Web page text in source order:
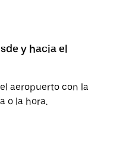
y hacia el
aeropuerto con la
o la hora.